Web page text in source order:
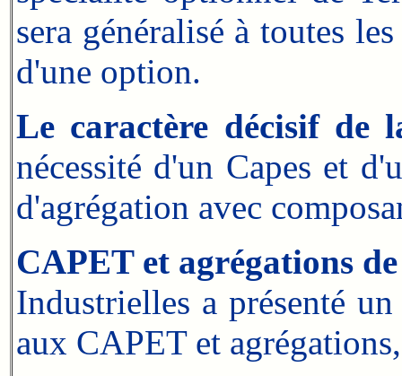
sera généralisé à toutes
d'une option.
Le caractère décisif de
nécessité d'un Capes et
d'agrégation avec
CAPET et agrégations
Industrielles a présenté
aux CAPET et